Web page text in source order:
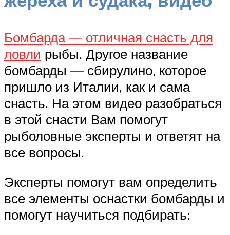
Бомбарда — отличная снасть для
ловли рыбы. Другое название
бомбарды — сбирулино, которое
пришло из Италии, как и сама
снасть. На этом видео разобраться
в этой снасти Вам помогут
рыболовные эксперты и ответят на
все вопросы.
Эксперты помогут вам определить
все элементы оснастки бомбарды и
помогут научиться подбирать: